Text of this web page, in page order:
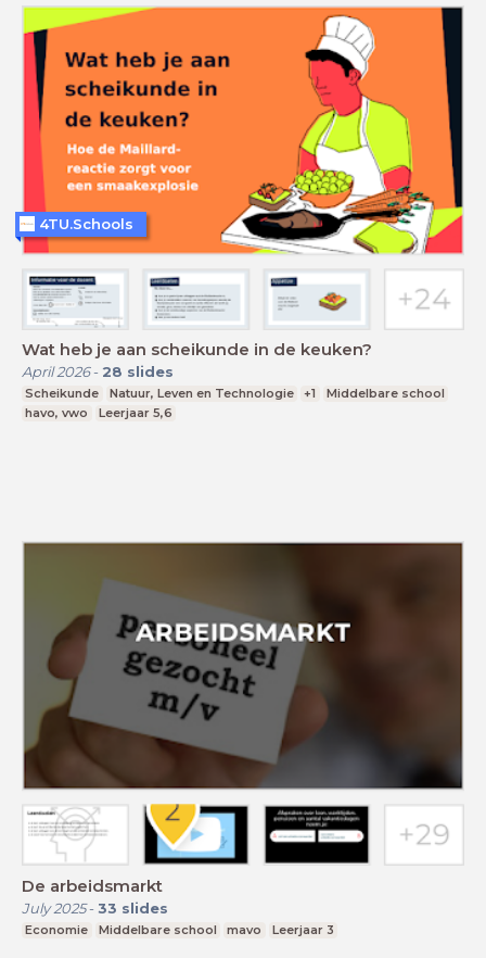
Wat heb je aan scheikunde in de keuken?
April 2026- 28 slides
Scheikunde Natuur, Leven en Technologie +1
Middelbare school
havo, vwo
Leerjaar 5,6
4TU.Schools
De arbeidsmarkt
July 2025- 33 slides
Economie Middelbare school mavo Leerjaar 3